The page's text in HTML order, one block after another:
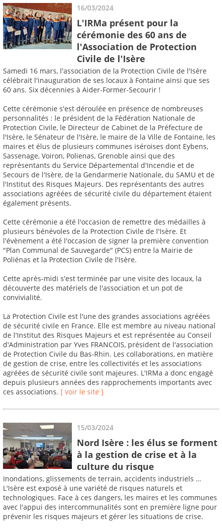
16/03/2024
L'IRMa présent pour la
cérémonie des 60 ans de
l'Association de Protection
Civile de l'Isère
Samedi 16 mars, l'association de la Protection Civile de l'Isère
célébrait l'inauguration de ses locaux à Fontaine ainsi que ses
60 ans. Six décennies à Aider-Former-Secourir !
Cette cérémonie s'est déroulée en présence de nombreuses
personnalités : le président de la Fédération Nationale de
Protection Civile, le Directeur de Cabinet de la Préfecture de
l'Isère, le Sénateur de l'Isère, le maire de la Ville de Fontaine, les
maires et élus de plusieurs communes iséroises dont Eybens,
Sassenage, Voiron, Polienas, Grenoble ainsi que des
représentants du Service Départemental d'Incendie et de
Secours de l'Isère, de la Gendarmerie Nationale, du SAMU et de
l'Institut des Risques Majeurs. Des représentants des autres
associations agréées de sécurité civile du département étaient
également présents.
Cette cérémonie a été l'occasion de remettre des médailles à
plusieurs bénévoles de la Protection Civile de l'Isère. Et
l'évènement a été l'occasion de signer la première convention
"Plan Communal de Sauvegarde" (PCS) entre la Mairie de
Poliénas et la Protection Civile de l'Isère.
Cette après-midi s'est terminée par une visite des locaux, la
découverte des matériels de l'association et un pot de
convivialité.
La Protection Civile est l'une des grandes associations agréées
de sécurité civile en France. Elle est membre au niveau national
de l'Institut des Risques Majeurs et est représentée au Conseil
d'Administration par Yves FRANCOIS, président de l'association
de Protection Civile du Bas-Rhin. Les collaborations, en matière
de gestion de crise, entre les collectivités et les associations
agréées de sécurité civile sont majeures. L'IRMa a donc engagé
depuis plusieurs années des rapprochements importants avec
ces associations. [ voir le site ]
15/03/2024
Nord Isère : les élus se forment
à la gestion de crise et à la
culture du risque
Inondations, glissements de terrain, accidents industriels …
L'Isère est exposé à une variété de risques naturels et
technologiques. Face à ces dangers, les maires et les communes
avec l'appui des intercommunalités sont en première ligne pour
prévenir les risques majeurs et gérer les situations de crise.